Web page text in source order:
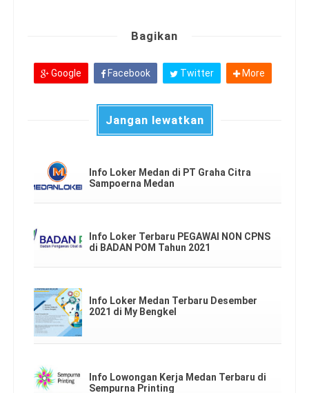
Bagikan
Google Facebook Twitter More
Jangan lewatkan
Info Loker Medan di PT Graha Citra
Sampoerna Medan
Info Loker Terbaru PEGAWAI NON CPNS
di BADAN POM Tahun 2021
Info Loker Medan Terbaru Desember
2021 di My Bengkel
Info Lowongan Kerja Medan Terbaru di
Sempurna Printing